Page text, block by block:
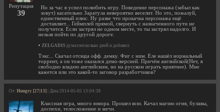
Репутация
39
Но за час я успел полюбить игру. Поведение персонажа (забыл как
зовут) касательно Заратула невероятно веселит. Но это, пожалуй,
единственный плюс. Ну разве что прокачка персонажа ещё
доставляет... Геймплей прямой, свернуть с назначенного пути не
получится. Если застрял не одном месте, то ты застрял надолго. И
нельзя пойти по другой дороге.
• ZELGADIS думал несколько дней и добавил:
Тэкс... Скачал отсюда офф. демку. Фиг с ним. Еле нашёл нормальный
торрент, а он тоже оказался демо-версией. Причём английской(Нет, я
свободно владею английским, но на русском играть приятнее). Мне
кажется или это какой-то заговор разработчиков?
От: Hungry [27|13] | Дата 2014-05-05 13:04:38
Классная игра, много юмора. Прошел всю. Качал магию огня, булавы,
доспехи, телосложение и мечи.